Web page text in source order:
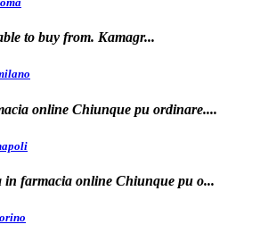
to buy from. Kamagr...
online Chiunque pu ordinare....
in farmacia online Chiunque pu o...